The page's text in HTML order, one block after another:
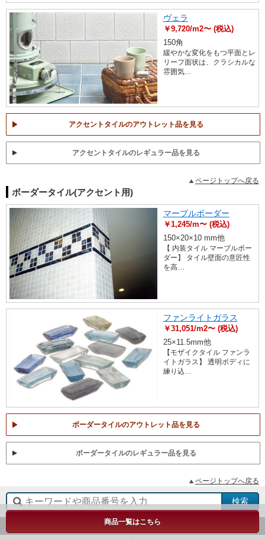
ヴェラ
￥9,720/m2〜 (税込)
150角
緩やかな変化をもつ平面とレ
リーフ面状は、クラシカルな
雰囲気…
アクセントタイルのアウトレット品を見る
アクセントタイルのレギュラー品を見る
ページトップへ戻る
ボーダータイル(アクセント用)
マーブルボーダー
￥1,245/m〜 (税込)
150×20×10 mm他
【 内装タイル マーブルボー
ダー】 タイル壁面の意匠性
を高…
ファンライトガラス
￥31,051/m2〜 (税込)
25×11.5mm他
【モザイクタイル ファンラ
イトガラス】 透明ボディに
練り込…
ボーダータイルのアウトレット品を見る
ボーダータイルのレギュラー品を見る
ページトップへ戻る
商品一覧はこちら